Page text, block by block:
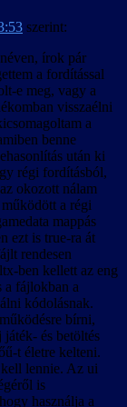
hibák javítva.
és sokszori
különösen
videó
kilépését,
viselkedését, a
az Esc
(a játék bevezető
őket leállítani.
es változata
az
betölthetőségét
játékban
a nevek körül is.
lehet, hogy az új
kiosztott
leírások
A
szerint:
írok pár
a fordítással
e meg, vagy a
visszaélni
a
benne
után ki
régi fordításból,
okozott nálam
a régi
mappás
ezt is true-ra át
rendesen
ben kellett az eng
a fájlokban a
kódolásnak.
bírni,
és betöltés
t életre kelteni.
lennie. Az ui
is
használja a